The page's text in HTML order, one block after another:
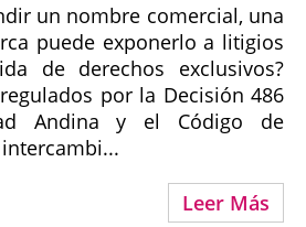
un nombre comercial, una
puede exponerlo a litigios
de derechos exclusivos?
por la Decisión 486
Andina y el Código de
Leer Más